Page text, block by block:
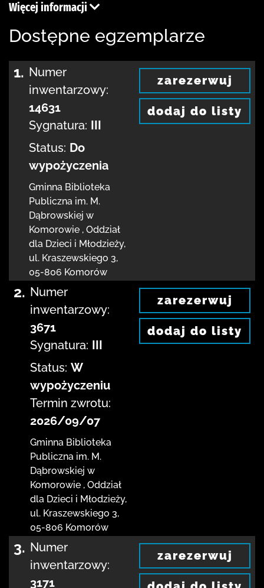
Więcej informacji
Dostępne egzemplarze
1. Numer
inwentarzowy:
14631
Sygnatura: III
Status: Do
wypożyczenia
Gminna Biblioteka
Publiczna im. M.
Dąbrowskiej w
Komorowie , Oddział
dla Dzieci i Młodzieży,
ul. Kraszewskiego 3,
05-806 Komorów
zarezerwuj
dodaj do listy
2. Numer
inwentarzowy:
3671
Sygnatura: III
Status: W
wypożyczeniu
Termin zwrotu:
2026/09/07
Gminna Biblioteka
Publiczna im. M.
Dąbrowskiej w
Komorowie , Oddział
dla Dzieci i Młodzieży,
ul. Kraszewskiego 3,
05-806 Komorów
zarezerwuj
dodaj do listy
3. Numer
inwentarzowy:
3171
zarezerwuj